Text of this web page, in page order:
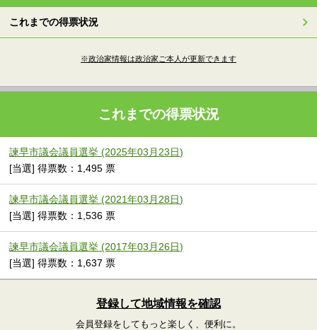
これまでの得票状況
※政治家情報は政治家ご本人が更新できます
これまでの得票状況
諫早市議会議員選挙 (2025年03月23日)
[当選] 得票数：1,495 票
諫早市議会議員選挙 (2021年03月28日)
[当選] 得票数：1,536 票
諫早市議会議員選挙 (2017年03月26日)
[当選] 得票数：1,637 票
登録して地域情報を確認
会員登録をしてもっと楽しく、便利に。